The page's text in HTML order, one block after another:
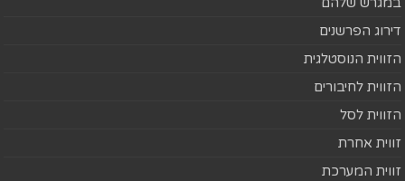
דירוג הפרשנים
הזווית הנוסטלגית
הזווית לחיבורים
הזווית לסל
זווית אחרת
זווית המערכת